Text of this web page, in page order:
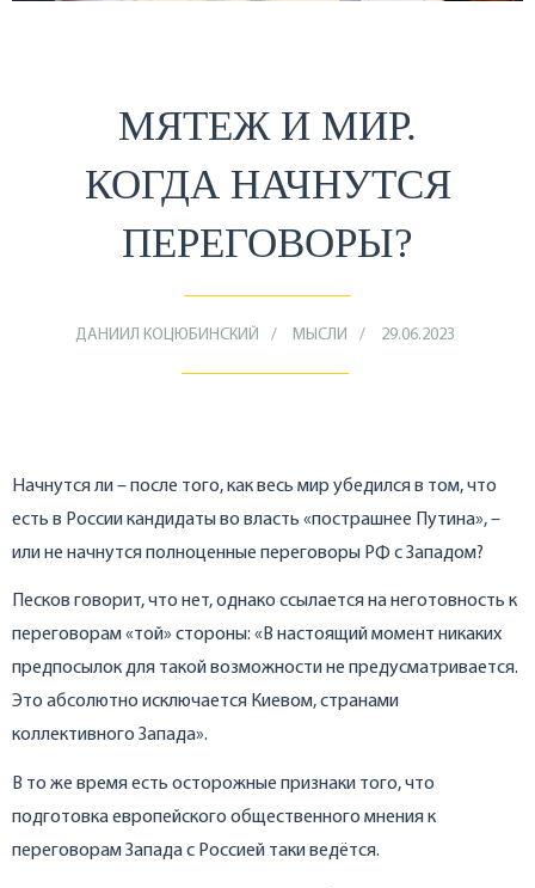
МЯТЕЖ И МИР.
КОГДА НАЧНУТСЯ
ПЕРЕГОВОРЫ?
ДАНИИЛ КОЦЮБИНСКИЙ МЫСЛИ 29.06.2023
Начнутся ли – после того, как весь мир убедился в том, что
есть в России кандидаты во власть «пострашнее Путина», –
или не начнутся полноценные переговоры РФ с Западом?
Песков говорит, что нет, однако ссылается на неготовность к
переговорам «той» стороны: «В настоящий момент никаких
предпосылок для такой возможности не предусматривается.
Это абсолютно исключается Киевом, странами
коллективного Запада».
В то же время есть осторожные признаки того, что
подготовка европейского общественного мнения к
переговорам Запада с Россией таки ведётся.